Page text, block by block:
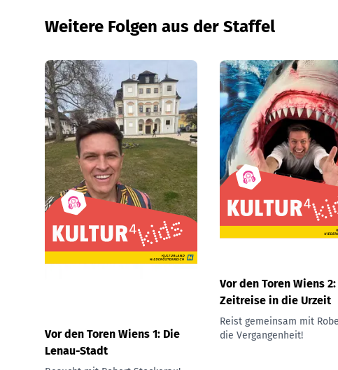
Weitere Folgen aus der Staffel
Vor den Toren Wiens 1: Die
Lenau-Stadt
Vor den Toren Wiens 2:
Zeitreise in die Urzeit
Reist gemeinsam mit
die Vergangenheit!